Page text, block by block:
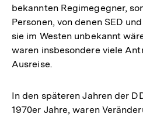
bekannten Regimegegner,
Personen, von denen SED
sie im Westen unbekannt
waren insbesondere viele
Ausreise.
In den späteren Jahren der
1970er Jahre, waren